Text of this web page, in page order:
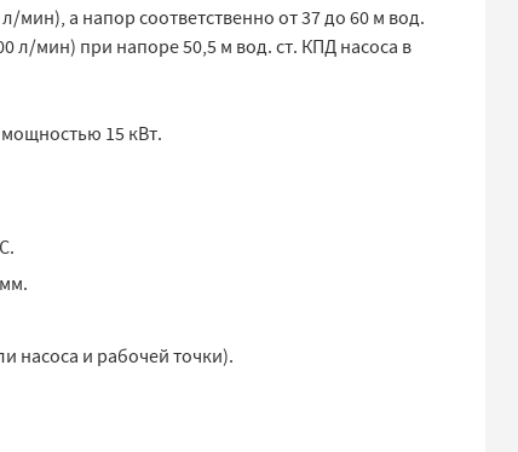
мин), а напор соответственно от 37 до 60 м вод.
л/мин) при напоре 50,5 м вод. ст. КПД насоса в
15 кВт.
насоса и рабочей точки).